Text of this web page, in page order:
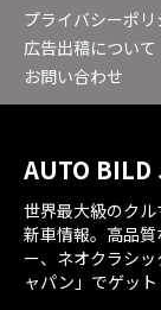
プライバシーポリ
広告出稿について
お問い合わせ
AUTO BILD
世界最大級のク
新車情報。高品
ー、ネオクラシ
ャパン」でゲット